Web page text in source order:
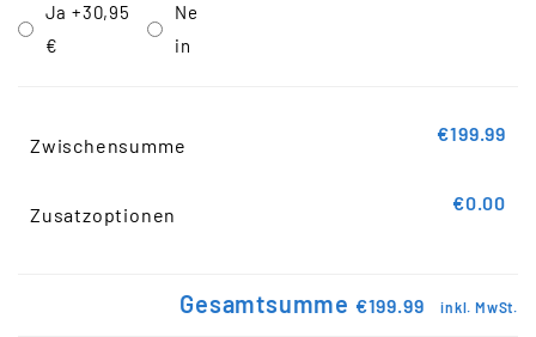
Ja +30,95
€
Ne
in
Zwischensumme
€199.99
Zusatzoptionen
€0.00
Gesamtsumme €199.99 inkl. MwSt.